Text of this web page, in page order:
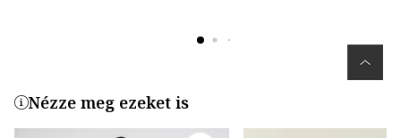
Nézze meg ezeket is